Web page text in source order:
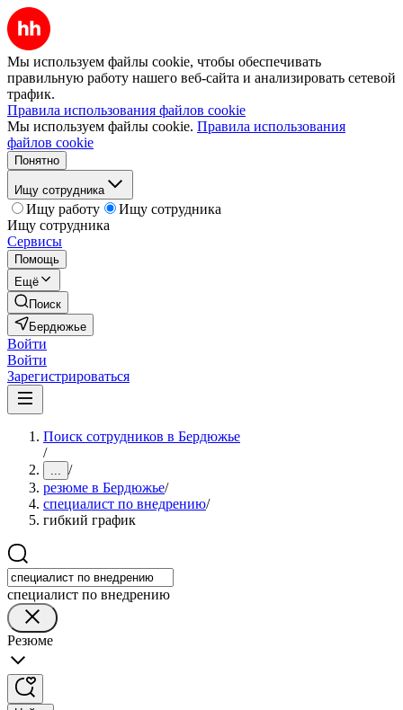
Мы используем файлы cookie, чтобы обеспечивать
правильную работу нашего веб-сайта и анализировать сетевой
трафик.
Правила использования файлов cookie
Мы используем файлы cookie. Правила использования
файлов cookie
Понятно
Ищу сотрудника
Ищу работу
Ищу сотрудника
Ищу сотрудника
Сервисы
Помощь
Ещё
Поиск
Бердюжье
Войти
Войти
Зарегистрироваться
Поиск сотрудников в Бердюжье
/
... /
резюме в Бердюжье/
специалист по внедрению/
гибкий график
специалист по внедрению
Резюме